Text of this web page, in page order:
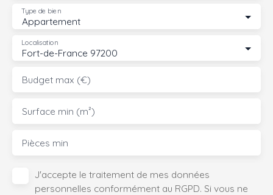
Appartement
Type de bien
Fort-de-France 97200
Localisation
Budget max (€)
Surface min (m²)
Pièces min
J'accepte le traitement de mes données
personnelles conformément au RGPD. Si vous ne